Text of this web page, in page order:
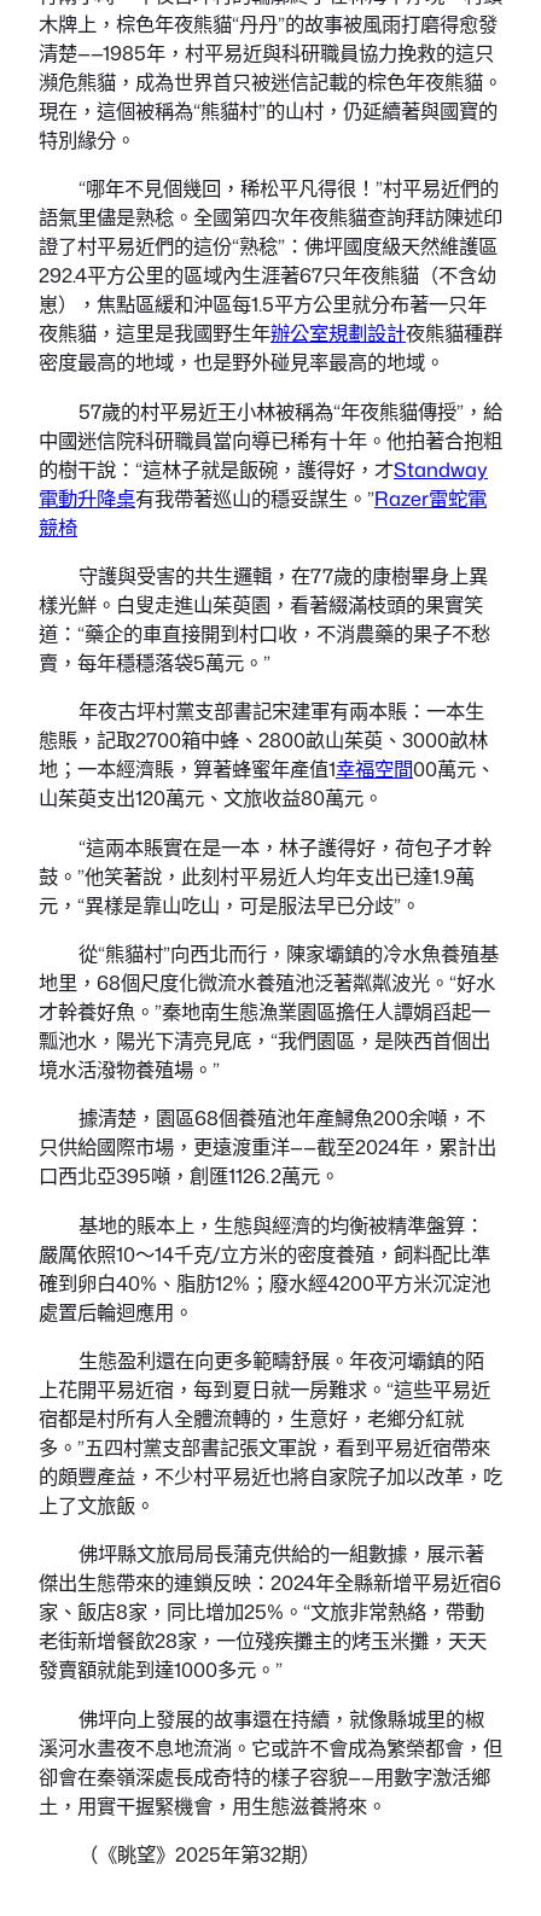
木牌上，棕色年夜熊貓“丹丹”的故事被風雨打磨得愈發
清楚——1985年，村平易近與科研職員協力挽救的這只
瀕危熊貓，成為世界首只被迷信記載的棕色年夜熊貓。
現在，這個被稱為“熊貓村”的山村，仍延續著與國寶的
特別緣分。
“哪年不見個幾回，稀松平凡得很！”村平易近們的
語氣里儘是熟稔。全國第四次年夜熊貓查詢拜訪陳述印
證了村平易近們的這份“熟稔”：佛坪國度級天然維護區
292.4平方公里的區域內生涯著67只年夜熊貓（不含幼
崽），焦點區緩和沖區每1.5平方公里就分布著一只年
夜熊貓，這里是我國野生年辦公室規劃設計夜熊貓種群
密度最高的地域，也是野外碰見率最高的地域。
57歲的村平易近王小林被稱為“年夜熊貓傳授”，給
中國迷信院科研職員當向導已稀有十年。他拍著合抱粗
的樹干說：“這林子就是飯碗，護得好，才Standway
電動升降桌有我帶著巡山的穩妥謀生。”Razer雷蛇電
競椅
守護與受害的共生邏輯，在77歲的康樹畢身上異
樣光鮮。白叟走進山茱萸園，看著綴滿枝頭的果實笑
道：“藥企的車直接開到村口收，不消農藥的果子不愁
賣，每年穩穩落袋5萬元。”
年夜古坪村黨支部書記宋建軍有兩本賬：一本生
態賬，記取2700箱中蜂、2800畝山茱萸、3000畝林
地；一本經濟賬，算著蜂蜜年產值1幸福空間00萬元、
山茱萸支出120萬元、文旅收益80萬元。
“這兩本賬實在是一本，林子護得好，荷包子才幹
鼓。”他笑著說，此刻村平易近人均年支出已達1.9萬
元，“異樣是靠山吃山，可是服法早已分歧”。
從“熊貓村”向西北而行，陳家壩鎮的冷水魚養殖基
地里，68個尺度化微流水養殖池泛著粼粼波光。“好水
才幹養好魚。”秦地南生態漁業園區擔任人譚娟舀起一
瓢池水，陽光下清亮見底，“我們園區，是陜西首個出
境水活潑物養殖場。”
據清楚，園區68個養殖池年產鱘魚200余噸，不
只供給國際市場，更遠渡重洋——截至2024年，累計出
口西北亞395噸，創匯1126.2萬元。
基地的賬本上，生態與經濟的均衡被精準盤算：
嚴厲依照10～14千克/立方米的密度養殖，飼料配比準
確到卵白40%、脂肪12%；廢水經4200平方米沉淀池
處置后輪迴應用。
生態盈利還在向更多範疇舒展。年夜河壩鎮的陌
上花開平易近宿，每到夏日就一房難求。“這些平易近
宿都是村所有人全體流轉的，生意好，老鄉分紅就
多。”五四村黨支部書記張文軍說，看到平易近宿帶來
的頗豐產益，不少村平易近也將自家院子加以改革，吃
上了文旅飯。
佛坪縣文旅局局長蒲克供給的一組數據，展示著
傑出生態帶來的連鎖反映：2024年全縣新增平易近宿6
家、飯店8家，同比增加25%。“文旅非常熱絡，帶動
老街新增餐飲28家，一位殘疾攤主的烤玉米攤，天天
發賣額就能到達1000多元。”
佛坪向上發展的故事還在持續，就像縣城里的椒
溪河水晝夜不息地流淌。它或許不會成為繁榮都會，但
卻會在秦嶺深處長成奇特的樣子容貌——用數字激活鄉
土，用實干握緊機會，用生態滋養將來。
（《眺望》2025年第32期）